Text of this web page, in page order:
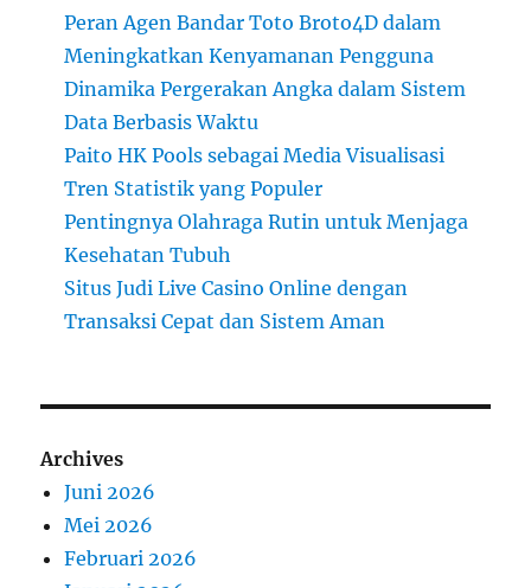
Peran Agen Bandar Toto Broto4D dalam
Meningkatkan Kenyamanan Pengguna
Dinamika Pergerakan Angka dalam Sistem
Data Berbasis Waktu
Paito HK Pools sebagai Media Visualisasi
Tren Statistik yang Populer
Pentingnya Olahraga Rutin untuk Menjaga
Kesehatan Tubuh
Situs Judi Live Casino Online dengan
Transaksi Cepat dan Sistem Aman
Archives
Juni 2026
Mei 2026
Februari 2026